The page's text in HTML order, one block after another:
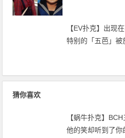
【EV扑克】出现
特别的「五芭」被
猜你喜欢
【蜗牛扑克】
他的笑却听到了你